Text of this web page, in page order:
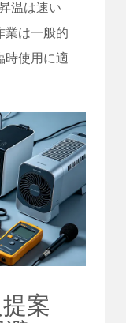
温は速い
業は一般的
時使用に適
案